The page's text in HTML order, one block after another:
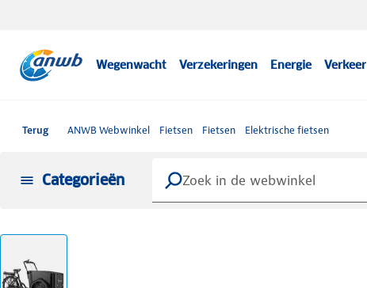
Wegenwacht Verzekeringen Energie Verkeer
Terug ANWB Webwinkel Fietsen Fietsen Elektrische fietsen
Categorieën